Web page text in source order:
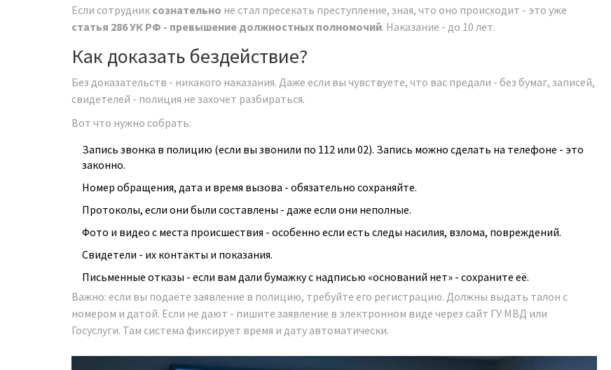
Если сотрудник сознательно не стал пресекать преступление, зная, что оно происходит - это уже
статья 286 УК РФ - превышение должностных полномочий. Наказание - до 10 лет.
Как доказать бездействие?
Без доказательств - никакого наказания. Даже если вы чувствуете, что вас предали - без бумаг, записей,
свидетелей - полиция не захочет разбираться.
Вот что нужно собрать:
Запись звонка в полицию (если вы звонили по 112 или 02). Запись можно сделать на телефоне - это
законно.
Номер обращения, дата и время вызова - обязательно сохраняйте.
Протоколы, если они были составлены - даже если они неполные.
Фото и видео с места происшествия - особенно если есть следы насилия, взлома, повреждений.
Свидетели - их контакты и показания.
Письменные отказы - если вам дали бумажку с надписью «оснований нет» - сохраните её.
Важно: если вы подаёте заявление в полицию, требуйте его регистрацию. Должны выдать талон с
номером и датой. Если не дают - пишите заявление в электронном виде через сайт ГУ МВД или
Госуслуги. Там система фиксирует время и дату автоматически.